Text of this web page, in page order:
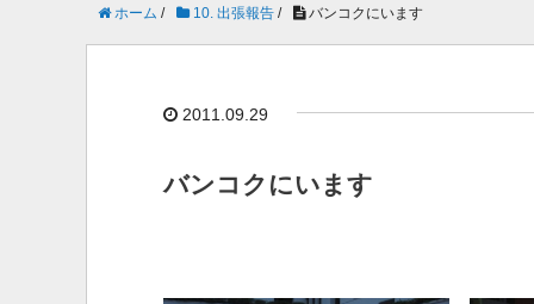
ホーム / 10. 出張報告 / バンコクにいます
2011.09.29
バンコクにいます